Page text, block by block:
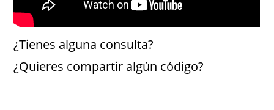
¿Tienes alguna consulta?
¿Quieres compartir algún código?